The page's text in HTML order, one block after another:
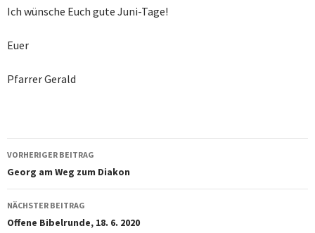
Ich wünsche Euch gute Juni-Tage!
Euer
Pfarrer Gerald
Beitragsnavigation
VORHERIGER BEITRAG
Georg am Weg zum Diakon
NÄCHSTER BEITRAG
Offene Bibelrunde, 18. 6. 2020